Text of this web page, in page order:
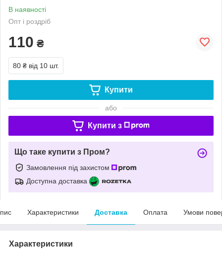
В наявності
Опт і роздріб
110 ₴
80 ₴ від 10 шт.
Купити
або
Купити з
Що таке купити з Пром?
Замовлення під захистом
Доступна доставка
Характеристики Доставка Оплата Умови
Характеристики